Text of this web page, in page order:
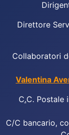
Direttore
Collaboratori
Valentina
C.C. Postale
C/C bancario,